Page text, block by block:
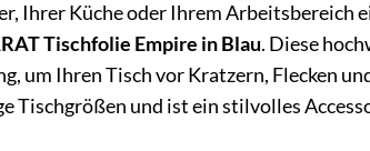
Ihrer Küche oder Ihrem Arbeitsbereich
Tischfolie Empire in Blau. Diese
um Ihren Tisch vor Kratzern, Flecken
Tischgrößen und ist ein stilvolles